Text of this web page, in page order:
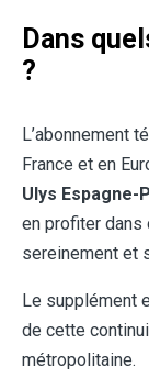
Dans
?
L’abonnement
France et en
Ulys
en profiter dans
sereinement et
Le supplément
de cette
métropolitaine.